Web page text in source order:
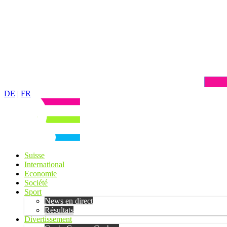
DE | FR
Suisse
International
Economie
Société
Sport
News en direct
Résultats
Divertissement